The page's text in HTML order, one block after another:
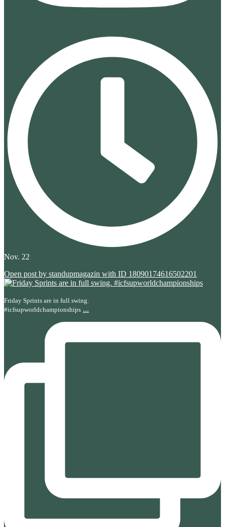
Nov. 22
Open post by standupmagazin with ID 18090174616502201
Friday Sprints are in full swing.
#icfsupworldchampionships ...